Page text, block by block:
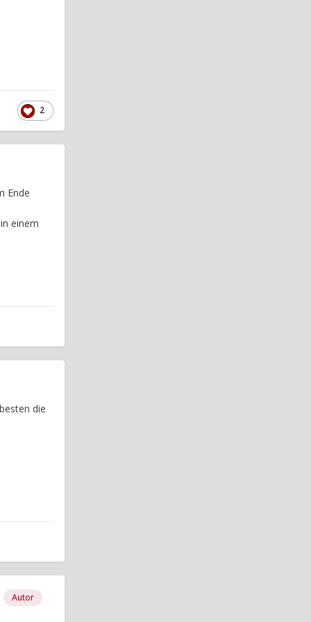
2
Ende
einem
die
Autor